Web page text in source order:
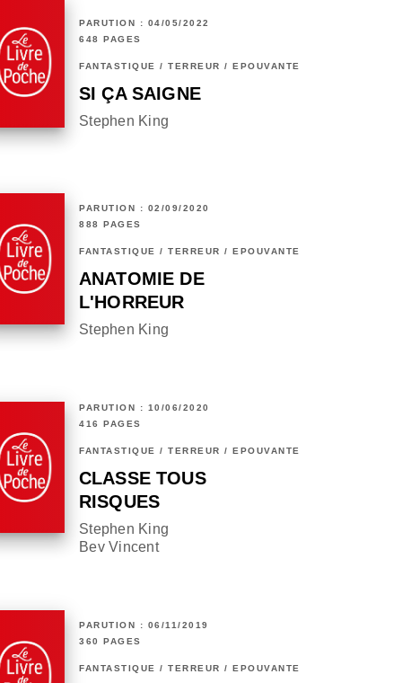
PARUTION : 04/05/2022
648 PAGES
FANTASTIQUE / TERREUR / EPOUVANTE
SI ÇA SAIGNE
Stephen King
PARUTION : 02/09/2020
888 PAGES
FANTASTIQUE / TERREUR / EPOUVANTE
ANATOMIE DE
L'HORREUR
Stephen King
PARUTION : 10/06/2020
416 PAGES
FANTASTIQUE / TERREUR / EPOUVANTE
CLASSE TOUS
RISQUES
Stephen King
Bev Vincent
PARUTION : 06/11/2019
360 PAGES
FANTASTIQUE / TERREUR / EPOUVANTE